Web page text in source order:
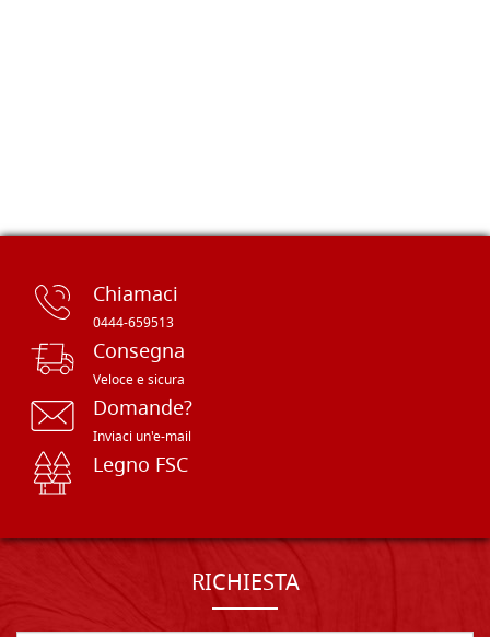
Chiamaci
0444-659513
Consegna
Veloce e sicura
Domande?
Inviaci un'e-mail
Legno FSC
RICHIESTA